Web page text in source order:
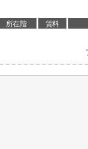
所在階 賃料